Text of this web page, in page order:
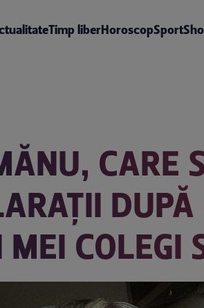
Timp liberHoroscopSport
CARE
COLEGI